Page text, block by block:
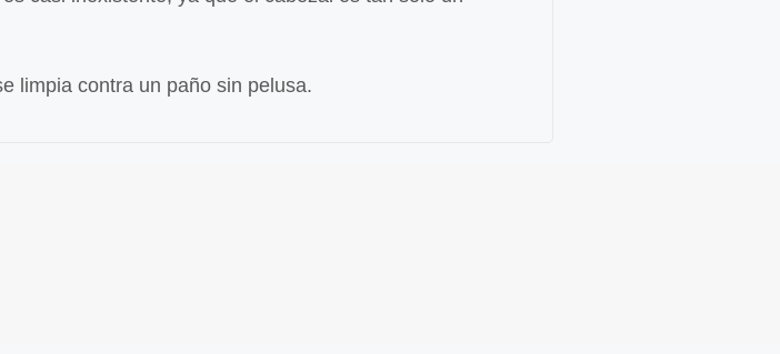
limpia contra un paño sin pelusa.